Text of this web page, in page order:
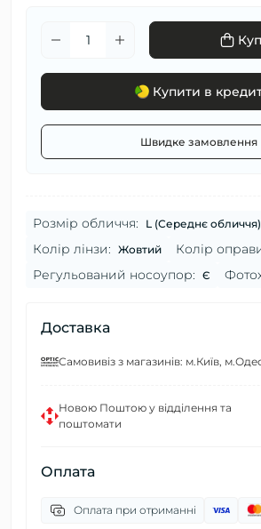
Купити в
Швидке замовлення
Розмір обличчя: L (Середнє обличчя)
Колір лінзи: Жовтий Колір
Регульований носоупор: Є
Доставка
Самовивіз з магазинів: м.Київ,
Новою Поштою у відділення та
поштомати
Оплата
Оплата при отриманні